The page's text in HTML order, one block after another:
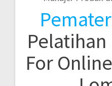
Pelatihan
For